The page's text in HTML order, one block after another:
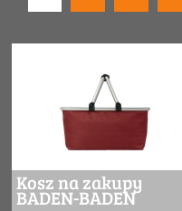
Kosz na zakupy
BADEN-BADEN